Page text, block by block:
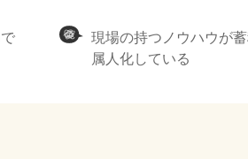
現場の持つノウハウが蓄
属人化している